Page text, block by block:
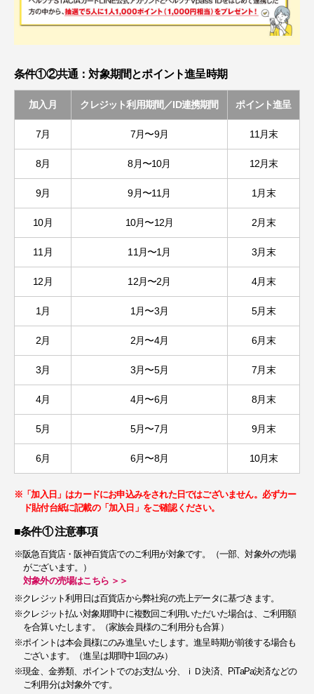
条件①②共通：対象期間とポイント進呈時期
加入月 クレジット利用期間／ID連携期間 ポイント進呈
7月 7月〜9月 11月末
8月 8月〜10月 12月末
9月 9月〜11月 1月末
10月 10月〜12月 2月末
11月 11月〜1月 3月末
12月 12月〜2月 4月末
1月 1月〜3月 5月末
2月 2月〜4月 6月末
3月 3月〜5月 7月末
4月 4月〜6月 8月末
5月 5月〜7月 9月末
6月 6月〜8月 10月末
※「加入日」はカードにお申込みをされた日ではございません。必ずカー
ド貼付台紙に記載の「加入日」をご確認ください。
■条件① 注意事項
※阪急百貨店・阪神百貨店でのご利用が対象です。（一部、対象外の売場
がございます。）
対象外の売場はこちら ＞＞
※クレジット利用日は百貨店から弊社宛の売上データに基づきます。
※クレジット払い対象期間中に複数回ご利用いただいた場合は、ご利用額
を合算いたします。（家族会員様のご利用分も合算）
※ポイントは本会員様にのみ進呈いたします。進呈時期が前後する場合も
ございます。（進呈は期間中1回のみ）
※現金、金券類、ポイントでのお支払い分、ｉＤ決済、PiTaPa決済などの
ご利用分は対象外です。